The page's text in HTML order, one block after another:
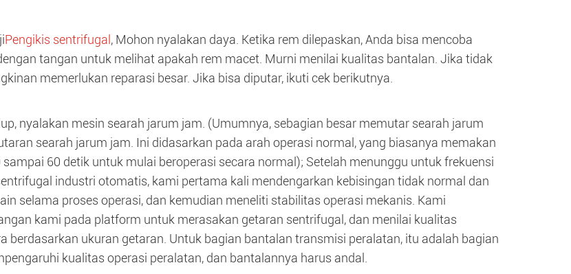
Pengikis sentrifugal , Mohon nyalakan daya. Ketika rem dilepaskan, Anda bisa mencoba
tangan untuk melihat apakah rem macet. Murni menilai kualitas bantalan. Jika tidak
memerlukan reparasi besar. Jika bisa diputar, ikuti cek berikutnya.
nyalakan mesin searah jarum jam. (Umumnya, sebagian besar memutar searah jarum
searah jarum jam. Ini didasarkan pada arah operasi normal, yang biasanya memakan
60 detik untuk mulai beroperasi secara normal); Setelah menunggu untuk frekuensi
industri otomatis, kami pertama kali mendengarkan kebisingan tidak normal dan
selama proses operasi, dan kemudian meneliti stabilitas operasi mekanis. Kami
kami pada platform untuk merasakan getaran sentrifugal, dan menilai kualitas
berdasarkan ukuran getaran. Untuk bagian bantalan transmisi peralatan, itu adalah bagian
kualitas operasi peralatan, dan bantalannya harus andal.